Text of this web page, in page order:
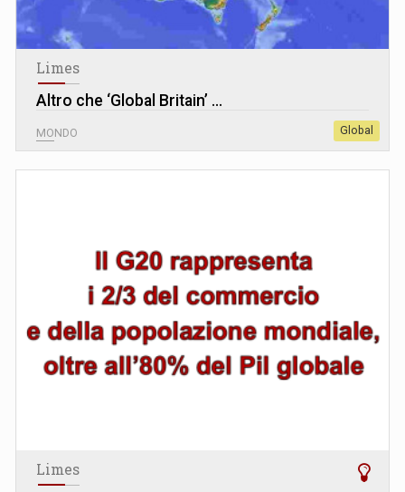
Limes
Altro che ‘Global Britain’ ...
MONDO Global
Limes